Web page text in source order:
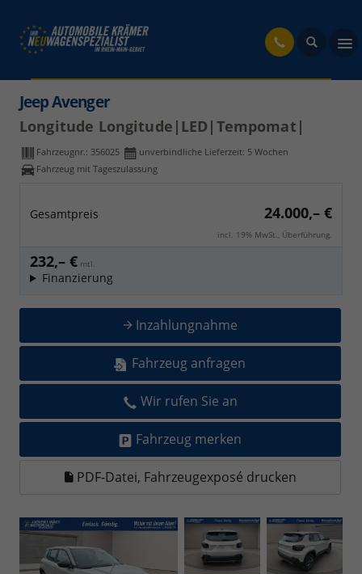
Jeep Avenger
Longitude Longitude|LED|Tempomat|
Fahrzeugnr.: 356025 unverbindliche Lieferzeit: 5 Wochen
Fahrzeug mit Tageszulassung
Gesamtpreis 24.000,– €
incl. 19% MwSt., Überführung.
232,– € mtl.
Finanzierung
Inzahlungnahme
Fahrzeug anfragen
Wir rufen Sie an
Fahrzeug merken
PDF-Datei, Fahrzeugexposé drucken